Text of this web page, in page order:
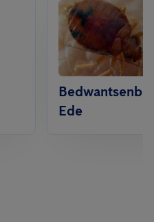
Ede